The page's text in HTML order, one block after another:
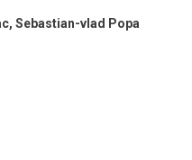
Sebastian-vlad Popa